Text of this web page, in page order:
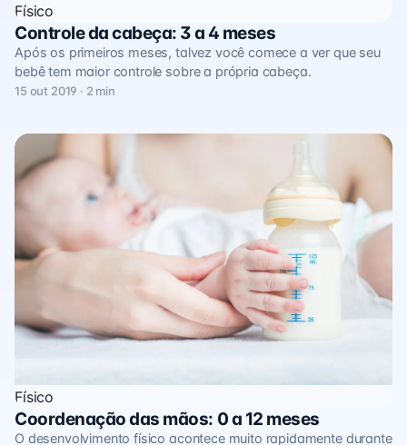
Físico
Controle da cabeça: 3 a 4 meses
Após os primeiros meses, talvez você comece a ver que seu
bebê tem maior controle sobre a própria cabeça.
15 out 2019 · 2 min
Físico
Coordenação das mãos: 0 a 12 meses
O desenvolvimento físico acontece muito rapidamente durante